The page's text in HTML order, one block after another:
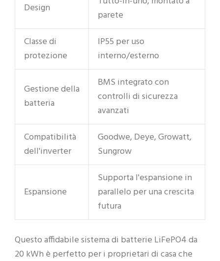
Design
parete
Classe di
protezione
IP55 per uso
interno/esterno
Gestione della
batteria
BMS integrato con
controlli di sicurezza
avanzati
Compatibilità
dell'inverter
Goodwe, Deye, Growatt,
Sungrow
Espansione
Supporta l'espansione in
parallelo per una crescita
futura
Questo affidabile sistema di batterie LiFePO4 da
20 kWh è perfetto per i proprietari di casa che